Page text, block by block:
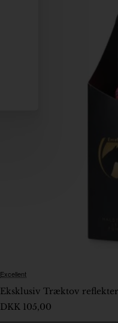
2-5 Dage
Excellent
Eksklusiv Træktov
DKK 105,00